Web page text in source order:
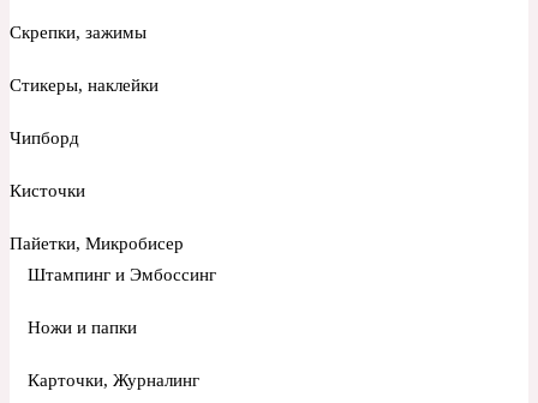
Скрепки, зажимы
Стикеры, наклейки
Чипборд
Кисточки
Пайетки, Микробисер
Штампинг и Эмбоссинг
Ножи и папки
Карточки, Журналинг